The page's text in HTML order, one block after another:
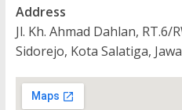
Address
Jl. Kh. Ahmad Dahlan, RT.6/
Sidorejo, Kota Salatiga,